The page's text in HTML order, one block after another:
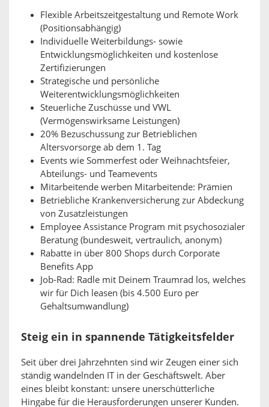
Flexible Arbeitszeitgestaltung und Remote Work
(Positionsabhängig)
Individuelle Weiterbildungs- sowie
Entwicklungsmöglichkeiten und kostenlose
Zertifizierungen
Strategische und persönliche
Weiterentwicklungsmöglichkeiten
Steuerliche Zuschüsse und VWL
(Vermögenswirksame Leistungen)
20% Bezuschussung zur Betrieblichen
Altersvorsorge ab dem 1. Tag
Events wie Sommerfest oder Weihnachtsfeier,
Abteilungs- und Teamevents
Mitarbeitende werben Mitarbeitende: Prämien
Betriebliche Krankenversicherung zur Abdeckung
von Zusatzleistungen
Employee Assistance Program mit psychosozialer
Beratung (bundesweit, vertraulich, anonym)
Rabatte in über 800 Shops durch Corporate
Benefits App
Job-Rad: Radle mit Deinem Traumrad los, welches
wir für Dich leasen (bis 4.500 Euro per
Gehaltsumwandlung)
Steig ein in spannende Tätigkeitsfelder
Seit über drei Jahrzehnten sind wir Zeugen einer sich
ständig wandelnden IT in der Geschäftswelt. Aber
eines bleibt konstant: unsere unerschütterliche
Hingabe für die Herausforderungen unserer Kunden.